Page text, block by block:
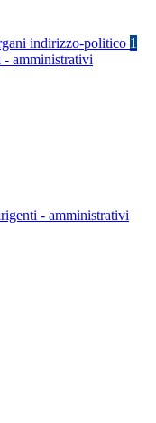
indirizzo-politico 1
amministrativi
- amministrativi